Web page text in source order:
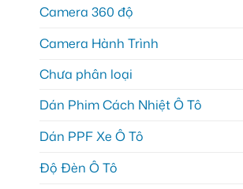
Camera 360 độ
Camera Hành Trình
Chưa phân loại
Dán Phim Cách Nhiệt Ô Tô
Dán PPF Xe Ô Tô
Độ Đèn Ô Tô